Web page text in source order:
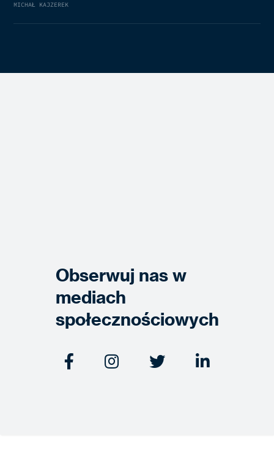
MICHAŁ KAJZEREK
Obserwuj nas w
mediach
społecznościowych
   